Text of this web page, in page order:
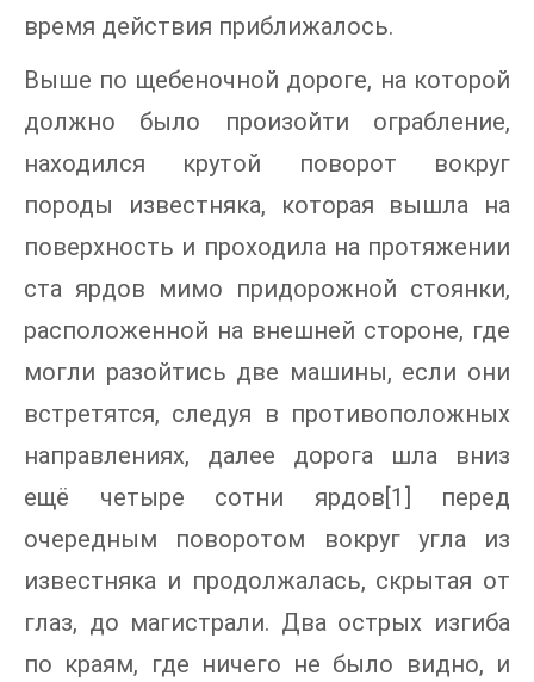
время действия приближалось.
Выше по щебеночной дороге, на которой
должно было произойти ограбление,
находился крутой поворот вокруг
породы известняка, которая вышла на
поверхность и проходила на протяжении
ста ярдов мимо придорожной стоянки,
расположенной на внешней стороне, где
могли разойтись две машины, если они
встретятся, следуя в противоположных
направлениях, далее дорога шла вниз
ещё четыре сотни ярдов[1] перед
очередным поворотом вокруг угла из
известняка и продолжалась, скрытая от
глаз, до магистрали. Два острых изгиба
по краям, где ничего не было видно, и